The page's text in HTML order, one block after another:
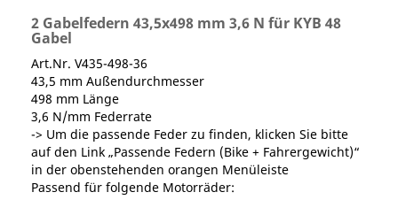
2 Gabelfedern 43,5x498 mm 3,6 N für KYB 48
Gabel
Art.Nr. V435-498-36
43,5 mm Außendurchmesser
498 mm Länge
3,6 N/mm Federrate
-> Um die passende Feder zu finden, klicken Sie bitte
auf den Link „Passende Federn (Bike + Fahrergewicht)“
in der obenstehenden orangen Menüleiste
Passend für folgende Motorräder: